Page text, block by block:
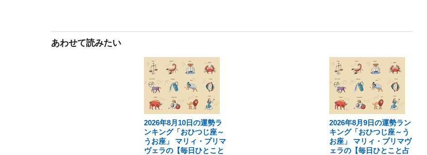
あわせて読みたい
2026年8月10日の運勢ラ
ンキング「おひつじ座～
うお座」 マリィ・プリマ
ヴェラの【毎日ひとこと
2026年8月9日の運勢ラン
キング「おひつじ座～う
お座」 マリィ・プリマヴ
ェラの【毎日ひとこと占